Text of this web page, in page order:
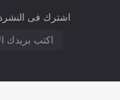
اشترك فى